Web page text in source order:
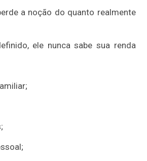
a noção do quanto realmente
ele nunca sabe sua renda